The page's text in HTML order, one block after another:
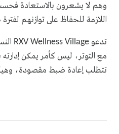
وهم لا يشعرون بالاستعادة
اللازمة للحفاظ على توازنهم
تدعو RXV Wellness Village
مع التوتر، ليس كأمر يمكن
تتطلب إعادة ضبط مقصودة،